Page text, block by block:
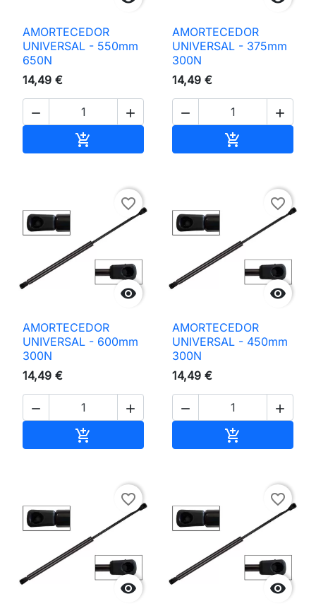
AMORTECEDOR
UNIVERSAL - 550mm
650N
14,49 €
 

AMORTECEDOR
UNIVERSAL - 375mm
300N
14,49 €
 


favorite_border
AMORTECEDOR
UNIVERSAL - 600mm
300N
14,49 €
 


favorite_border
AMORTECEDOR
UNIVERSAL - 450mm
300N
14,49 €
 


favorite_border

favorite_border